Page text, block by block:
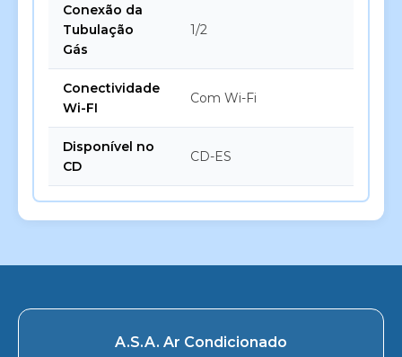
Conexão da
Tubulação
Gás
1/2
Conectividade
Wi-FI
Com Wi-Fi
Disponível no
CD
CD-ES
A.S.A. Ar Condicionado